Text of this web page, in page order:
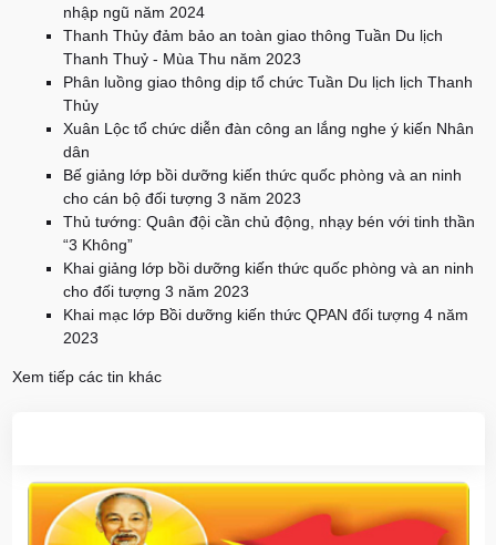
nhập ngũ năm 2024
Thanh Thủy đảm bảo an toàn giao thông Tuần Du lịch
Thanh Thuỷ - Mùa Thu năm 2023
Phân luồng giao thông dịp tổ chức Tuần Du lịch lịch Thanh
Thủy
Xuân Lộc tổ chức diễn đàn công an lắng nghe ý kiến Nhân
dân
Bế giảng lớp bồi dưỡng kiến thức quốc phòng và an ninh
cho cán bộ đối tượng 3 năm 2023
Thủ tướng: Quân đội cần chủ động, nhạy bén với tinh thần
“3 Không”
Khai giảng lớp bồi dưỡng kiến thức quốc phòng và an ninh
cho đối tượng 3 năm 2023
Khai mạc lớp Bồi dưỡng kiến thức QPAN đối tượng 4 năm
2023
Xem tiếp các tin khác